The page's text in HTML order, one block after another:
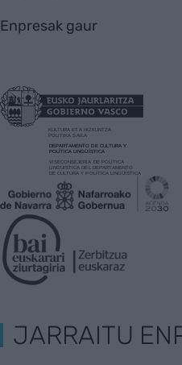
Enpresak gaur
JARRAITU